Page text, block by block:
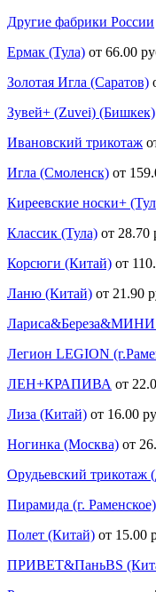
Другие фабрики России
Ермак (Тула) от 66.00
Золотая Игла (Саратов)
Зувей+ (Zuvei) (Бишкек)
Ивановский трикотаж
Игла (Смоленск) от
Киреевские носки+
Классик (Тула) от 28.70
Корсюги (Китай) от
Ланю (Китай) от 21.90
Легион LEGION
ЛЕН+КРАПИВА от
Лиза (Китай) от 16.00
Ногинка (Москва) от
Орудьевский трикотаж
Пирамида (г. Раменское)
Полет (Китай) от 15.00
ПРИВЕТ&ПаньBS